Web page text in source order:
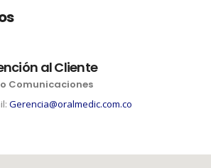
al Cliente
Comunicaciones
Gerencia@oralmedic.com.co